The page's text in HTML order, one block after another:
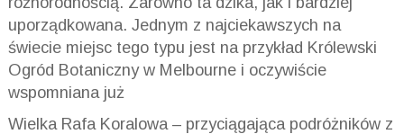
uporządkowana. Jednym z najciekawszych na
świecie miejsc tego typu jest na przykład Królewski
Ogród Botaniczny w Melbourne i oczywiście
wspomniana już
Wielka Rafa Koralowa – przyciągająca podróżników z